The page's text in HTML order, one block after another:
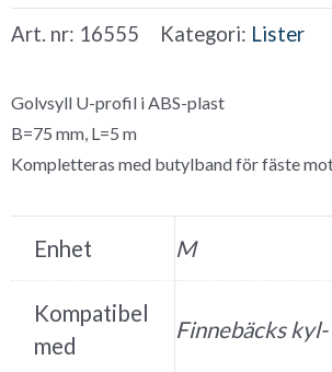
Art. nr: 16555 Kategori: Lister
Golvsyll U-profil i ABS-plast
B=75 mm, L=5 m
Kompletteras med butylband för fäste
Enhet M
Kompatibel
med
Finnebäcks